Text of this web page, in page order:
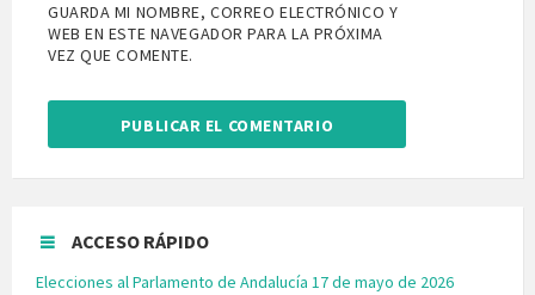
GUARDA MI NOMBRE, CORREO ELECTRÓNICO Y
WEB EN ESTE NAVEGADOR PARA LA PRÓXIMA
VEZ QUE COMENTE.
ACCESO RÁPIDO
Elecciones al Parlamento de Andalucía 17 de mayo de 2026